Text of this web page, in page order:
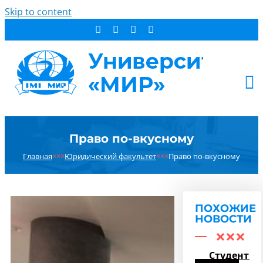
Skip to content
ДОПОБРАЗОВАНИЕ
НОВОСТИ
КОНТАКТЫ
РЕЗУЛЬТАТ ПОИСКА:
Право по-вкусному
Главная×××Юридический факультет×××Право по-вкусному
ПОХОЖИЕ
НОВОСТИ
Студенты-